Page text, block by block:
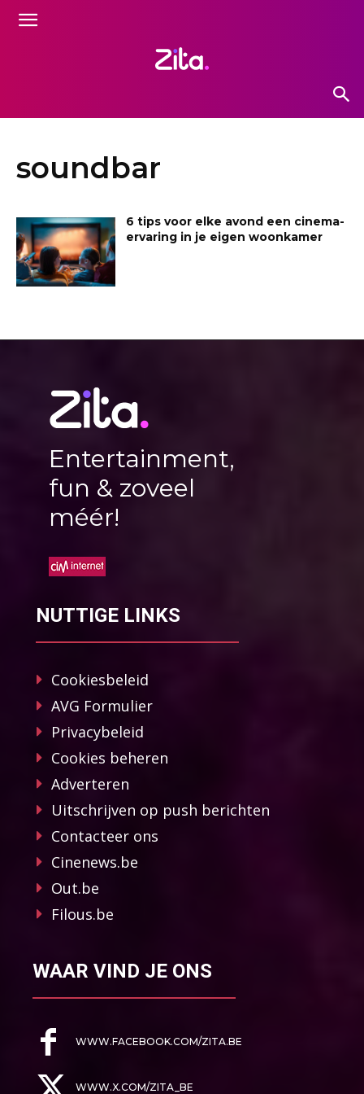
soundbar
6 tips voor elke avond een cinema-
ervaring in je eigen woonkamer
Entertainment,
fun & zoveel
méér!
NUTTIGE LINKS
Cookiesbeleid
AVG Formulier
Privacybeleid
Cookies beheren
Adverteren
Uitschrijven op push berichten
Contacteer ons
Cinenews.be
Out.be
Filous.be
WAAR VIND JE ONS
WWW.FACEBOOK.COM/ZITA.BE
WWW.X.COM/ZITA_BE